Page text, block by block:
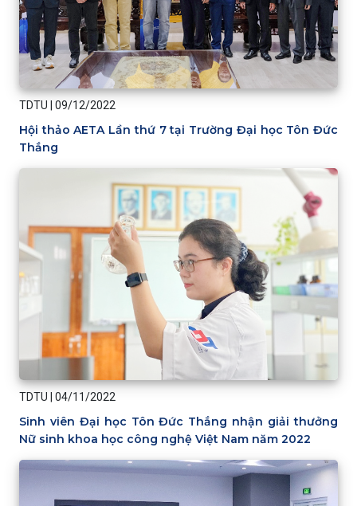
TDTU | 09/12/2022
Hội thảo AETA Lần thứ 7 tại Trường Đại học Tôn Đức
Thắng
TDTU 04/11/2022
Sinh viên Đại học Tôn Đức Thắng nhận giải thưởng
Nữ sinh khoa học công nghệ Việt Nam năm 2022